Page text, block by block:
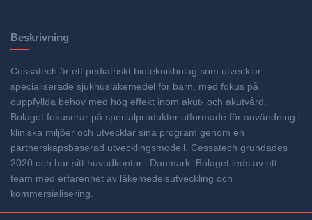
Beskrivning
Cessatech är ett pediatriskt bioteknikbolag som utvecklar
specialiserade sjukhusläkemedel för barn, med fokus på
ouppfyllda behov med hög effekt inom akut- och akutvård.
Bolaget fokuserar på specialprodukter utformade för användning i
kliniska miljöer och utvecklar sina program genom en
partnerskapsbaserad utvecklingsmodell. Cessatech grundades
2020 och har sitt huvudkontor i Danmark. Bolaget leds av ett
team med erfarenhet av läkemedelsutveckling och
kommersialisering.